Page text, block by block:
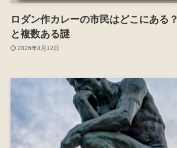
ロダン作カレーの市民はどこにある
と複数ある謎
2026年4月12日